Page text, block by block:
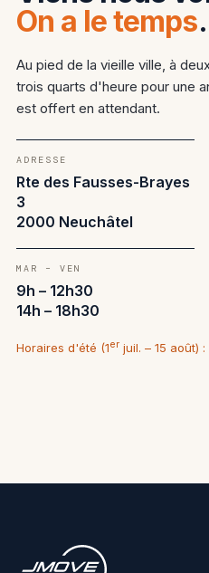
On a le temps.
Au pied de la vieille ville, à
trois quarts d'heure pour une
est offert en attendant.
ADRESSE
Rte des Fausses-Brayes
3
2000 Neuchâtel
MAR – VEN
9h – 12h30
14h – 18h30
Horaires d'été (1er juil. – 15 août)